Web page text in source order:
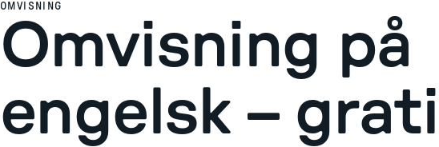
OMVISNING
Omvisning på
engelsk –